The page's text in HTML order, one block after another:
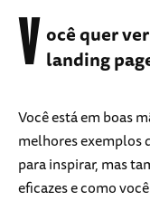
V ocê quer
landing
Você está em boas
melhores exemplos
para inspirar, mas
eficazes e como